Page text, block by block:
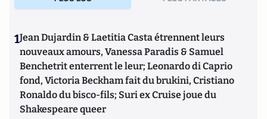
1Jean Dujardin & Laetitia Casta étrennent leurs
nouveaux amours, Vanessa Paradis & Samuel
Benchetrit enterrent le leur; Leonardo di Caprio
fond, Victoria Beckham fait du brukini, Cristiano
Ronaldo du bisco-fils; Suri ex Cruise joue du
Shakespeare queer